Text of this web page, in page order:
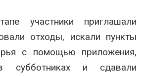
участники приглашали
отходы, искали пункты
с помощью приложения,
субботниках и сдавали